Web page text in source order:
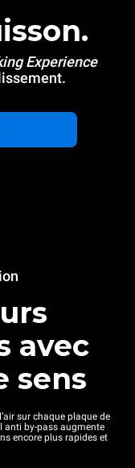
Experience
avec
sens
sur chaque plaque de
anti by-pass augmente
encore plus rapides et